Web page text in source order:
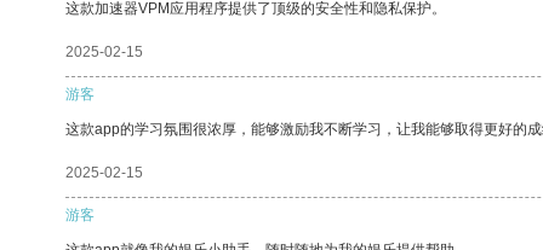
这款加速器VPM应用程序提供了顶级的安全性和隐私保护。
2025-02-15
游客
这款app的学习氛围很浓厚，能够激励我不断学习，让我能够取得更好的
2025-02-15
游客